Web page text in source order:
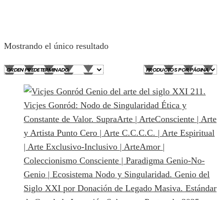
Mostrando el único resultado